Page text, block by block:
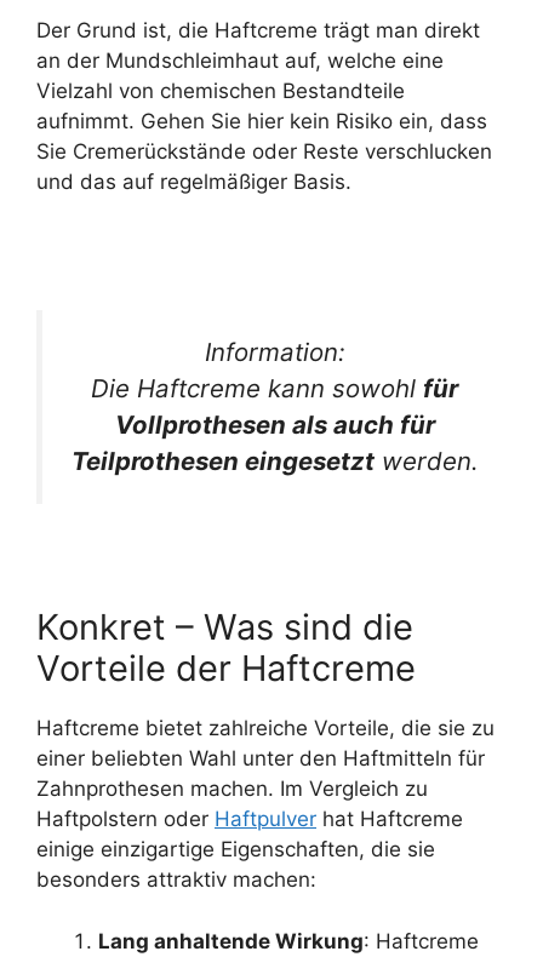
Der Grund ist, die Haftcreme trägt man direkt
an der Mundschleimhaut auf, welche eine
Vielzahl von chemischen Bestandteile
aufnimmt. Gehen Sie hier kein Risiko ein, dass
Sie Cremerückstände oder Reste verschlucken
und das auf regelmäßiger Basis.
Information:
Die Haftcreme kann sowohl für
Vollprothesen als auch für
Teilprothesen eingesetztwerden.
Konkret – Was sind die
Vorteile der Haftcreme
Haftcreme bietet zahlreiche Vorteile, die sie zu
einer beliebten Wahl unter den Haftmitteln für
Zahnprothesen machen. Im Vergleich zu
Haftpolstern oder Haftpulver hat Haftcreme
einige einzigartige Eigenschaften, die sie
besonders attraktiv machen:
Lang anhaltende Wirkung: Haftcreme